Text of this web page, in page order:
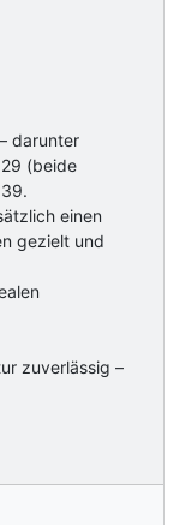
darunter
(beide
einen
gezielt und
zuverlässig –